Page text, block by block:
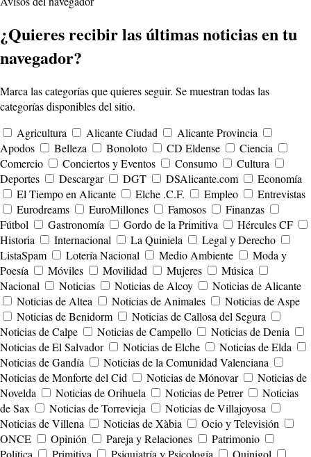
¿Quieres recibir las últimas noticias en tu
navegador?
Marca las categorías que quieres seguir. Se muestran todas las
categorías disponibles del sitio.
Agricultura
Alicante Ciudad
Alicante Provincia
Apodos
Belleza Bonoloto CD Eldense
Ciencia
Comercio
Conciertos y Eventos Consumo
Cultura
Deportes
Descargar DGT DSAlicante.com
Economía
El Tiempo en Alicante
Elche .C.F. Empleo
Entrevistas
Eurodreams
EuroMillones Famosos
Finanzas
Fútbol
Gastronomía Gordo de la Primitiva
Hércules CF
Historia
Internacional La Quiniela
Legal y Derecho
ListaSpam
Lotería Nacional Medio Ambiente
Moda y
Poesía
Móviles Movilidad Mujeres
Música
Nacional
Noticias Noticias de Alcoy
Noticias de Alicante
Noticias de Altea
Noticias de Animales
Noticias de Aspe
Noticias de Benidorm
Noticias de Callosa del Segura
Noticias de Calpe
Noticias de Campello
Noticias de Denia
Noticias de El Salvador
Noticias de Elche
Noticias de Elda
Noticias de Gandía
Noticias de la Comunidad Valenciana
Noticias de Monforte del Cid
Noticias de Mónovar
Noticias de
Novelda
Noticias de Orihuela Noticias de Petrer
Noticias
de Sax
Noticias de Torrevieja
Noticias de Villajoyosa
Noticias de Villena
Noticias de Xàbia
Ocio y Televisión
ONCE
Opinión Pareja y Relaciones
Patrimonio